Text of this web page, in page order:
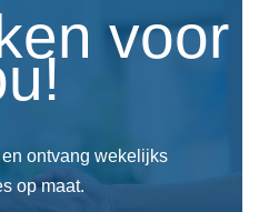
voor
ontvang wekelijks
op maat.